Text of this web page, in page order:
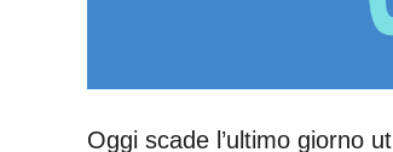
Oggi scade l’ultimo giorno